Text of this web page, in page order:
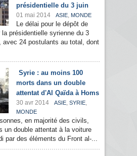
présidentielle du 3 juin
01 mai 2014 ASIE, MONDE
Le délai pour le dépôt de
présidentielle syrienne du 3
avec 24 postulants au total, dont
Syrie : au moins 100
morts dans un double
attentat d'Al Qaïda à Homs
30 avr 2014 ASIE, SYRIE,
MONDE
en majorité des civils,
un double attentat à la voiture
par des éléments du Front al-...